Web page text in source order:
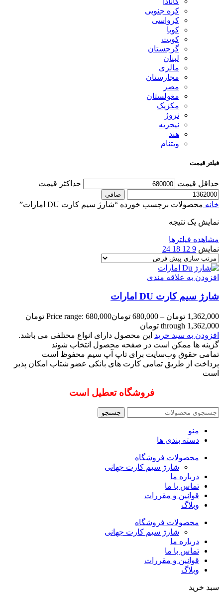
کره جنوبی
کرواسی
کوبا
کویت
گرجستان
لبنان
مالزی
مجارستان
مصر
مغولستان
مکزیک
نروژ
نیجریه
هند
ویتنام
فیلتر قیمت
حداقل قیمت حداكثر قيمت
صافی
خانه محصولات برچسب خورده “شارژ سیم کارت DU امارات”
نمایش یک نتیجه
مشاهده فیلترها
نمایش 9
12
18
24
افزودن به علاقه مندی
شارژ سیم کارت DU امارات
1,362,000 تومان –
680,000 تومان
Price range: 680,000 تومان
through 1,362,000 تومان
افزودن به سبد خرید این محصول دارای انواع مختلفی می باشد.
گزینه ها ممکن است در صفحه محصول انتخاب شوند
تمامی حقوق وب‌سایت برای تاپ آپ سیم محفوظ است
پرداخت از طریق تمامی کارت های بانکی عضو شتاب امکان پذیر
است
فروشگاه تعطیل است
جستجو
منو
دسته بندی ها
محصولات فروشگاه
شارژ سیم کارت جهانی
درباره ما
تماس با ما
قوانین و مقررات
وبلاگ
محصولات فروشگاه
شارژ سیم کارت جهانی
درباره ما
تماس با ما
قوانین و مقررات
وبلاگ
سبد خرید